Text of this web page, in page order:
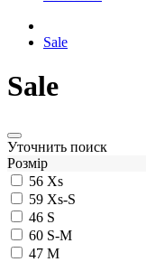
Sale
Sale
Уточнить поиск
Розмір
56 Xs
59 Xs-S
46 S
60 S-M
47 M